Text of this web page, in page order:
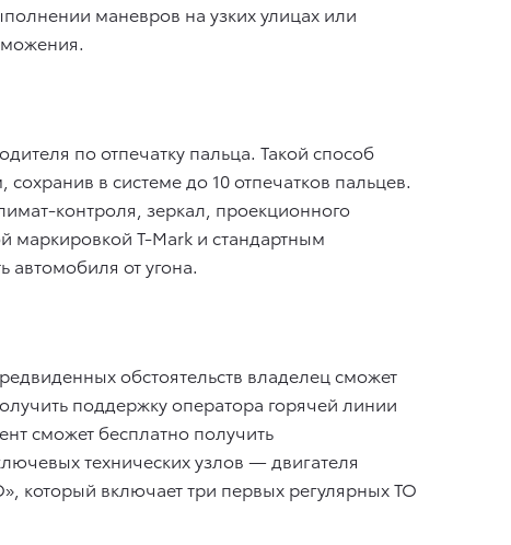
маневров на узких улицах или
по отпечатку пальца. Такой способ
в системе до 10 отпечатков пальцев.
контроля, зеркал, проекционного
маркировкой T-Mark и стандартным
от угона.
обстоятельств владелец сможет
поддержку оператора горячей линии
сможет бесплатно получить
технических узлов — двигателя
который включает три первых регулярных ТО